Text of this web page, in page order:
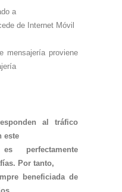
a
de Internet Móvil
mensajería proviene
al tráfico
este
perfectamente
Por tanto,
beneficiada de